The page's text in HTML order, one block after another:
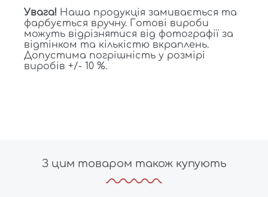
Увага! Наша продукція замивається та
фарбується вручну. Готові вироби
можуть відрізнятися від фотографії за
відтінком та кількістю вкраплень.
Допустима погрішність у розмірі
виробів +/- 10 %.
З цим товаром також купують